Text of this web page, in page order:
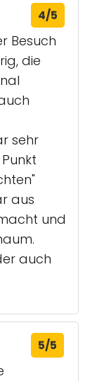
4/5
Besuch
die
sehr
aus
und
auch
5/5